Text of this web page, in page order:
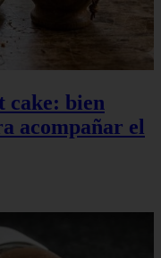
cake: bien
acompañar el